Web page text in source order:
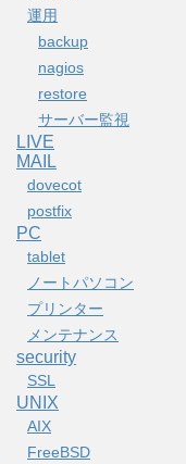
運用
backup
nagios
restore
サーバー監視
LIVE
MAIL
dovecot
postfix
PC
tablet
ノートパソコン
プリンター
メンテナンス
security
SSL
UNIX
AIX
FreeBSD